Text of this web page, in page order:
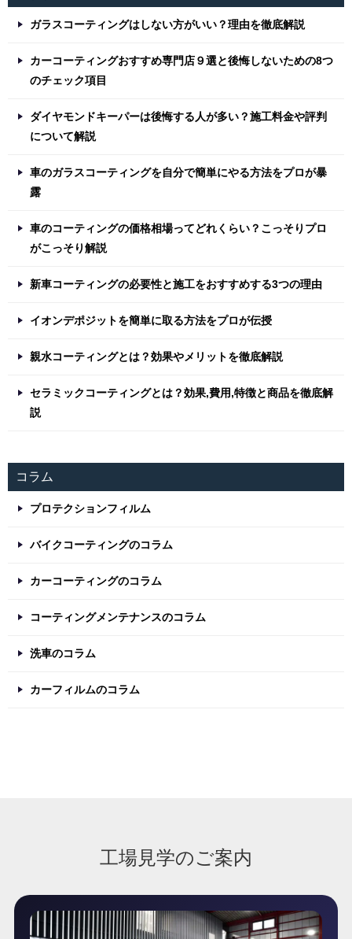
ガラスコーティングはしない方がいい？理由を徹底解説
カーコーティングおすすめ専門店９選と後悔しないための8つ
のチェック項目
ダイヤモンドキーパーは後悔する人が多い？施工料金や評判
について解説
車のガラスコーティングを自分で簡単にやる方法をプロが暴
露
車のコーティングの価格相場ってどれくらい？こっそりプロ
がこっそり解説
新車コーティングの必要性と施工をおすすめする3つの理由
イオンデポジットを簡単に取る方法をプロが伝授
親水コーティングとは？効果やメリットを徹底解説
セラミックコーティングとは？効果,費用,特徴と商品を徹底解
説
コラム
プロテクションフィルム
バイクコーティングのコラム
カーコーティングのコラム
コーティングメンテナンスのコラム
洗車のコラム
カーフィルムのコラム
工場見学のご案内